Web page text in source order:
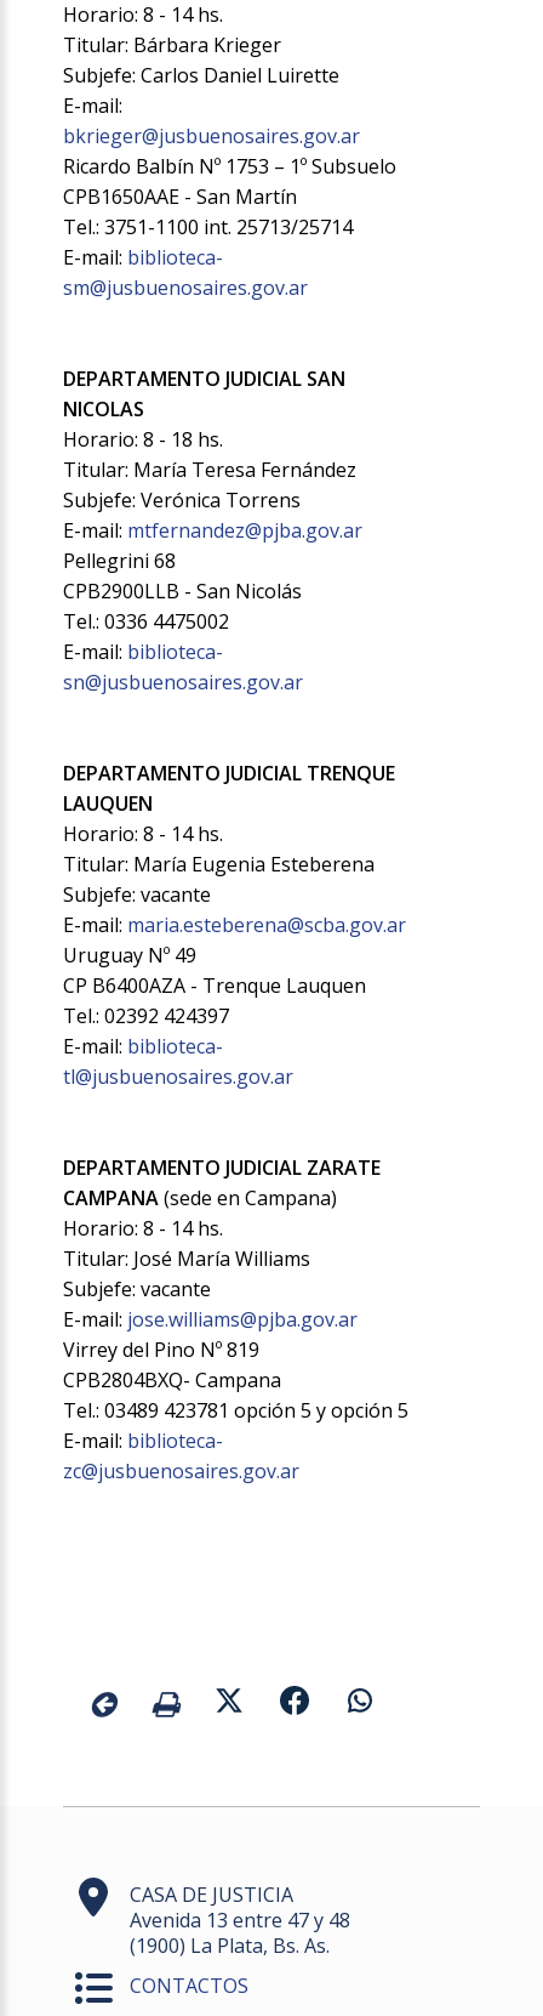
Horario: 8 - 14 hs.
Titular: Bárbara Krieger
Subjefe: Carlos Daniel Luirette
E-mail:
bkrieger@jusbuenosaires.gov.ar
Ricardo Balbín Nº 1753 – 1º Subsuelo
CPB1650AAE - San Martín
Tel.: 3751-1100 int. 25713/25714
E-mail: biblioteca-
sm@jusbuenosaires.gov.ar
DEPARTAMENTO JUDICIAL SAN
NICOLAS
Horario: 8 - 18 hs.
Titular: María Teresa Fernández
Subjefe: Verónica Torrens
E-mail: mtfernandez@pjba.gov.ar
Pellegrini 68
CPB2900LLB - San Nicolás
Tel.: 0336 4475002
E-mail: biblioteca-
sn@jusbuenosaires.gov.ar
DEPARTAMENTO JUDICIAL TRENQUE
LAUQUEN
Horario: 8 - 14 hs.
Titular: María Eugenia Esteberena
Subjefe: vacante
E-mail: maria.esteberena@scba.gov.ar
Uruguay Nº 49
CP B6400AZA - Trenque Lauquen
Tel.: 02392 424397
E-mail: biblioteca-
tl@jusbuenosaires.gov.ar
DEPARTAMENTO JUDICIAL ZARATE
CAMPANA(sede en Campana)
Horario: 8 - 14 hs.
Titular: José María Williams
Subjefe: vacante
E-mail: jose.williams@pjba.gov.ar
Virrey del Pino Nº 819
CPB2804BXQ- Campana
Tel.: 03489 423781 opción 5 y opción 5
E-mail: biblioteca-
zc@jusbuenosaires.gov.ar
CASA DE JUSTICIA
Avenida 13 entre 47 y 48
(1900) La Plata, Bs. As.
CONTACTOS